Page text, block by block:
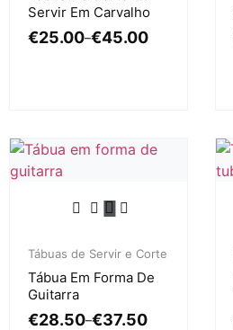
Servir Em Carvalho
€25.00–€45.00
Tábuas de Servir e Corte
Tábua Em Forma De
Guitarra
€28.50–€37.50